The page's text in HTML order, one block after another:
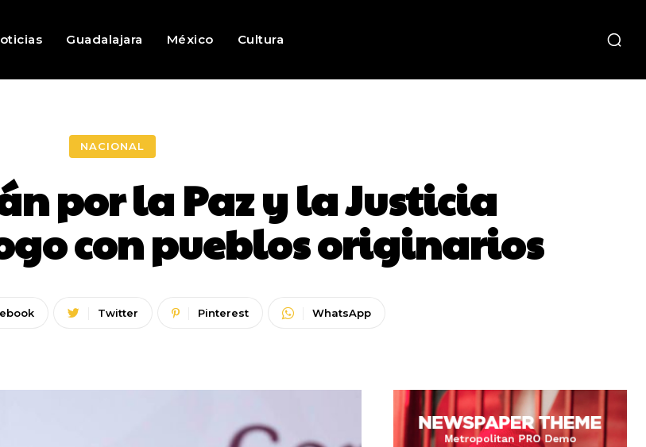
Guadalajara México Cultura
NACIONAL
por la Paz y la Justicia
con pueblos originarios
Twitter Pinterest WhatsApp